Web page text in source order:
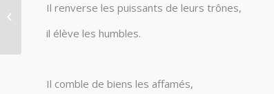
Il renverse les puissants de leurs trônes,
il élève les humbles.
Il comble de biens les affamés,
Décès de Mr André